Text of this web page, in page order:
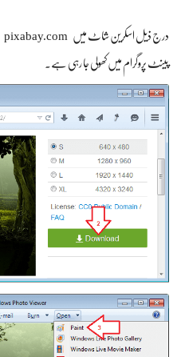
درج ذیل اسکرین شاٹ میں pixabay.com
پینٹ پروگرام میں کھولی جا رہی ہے۔